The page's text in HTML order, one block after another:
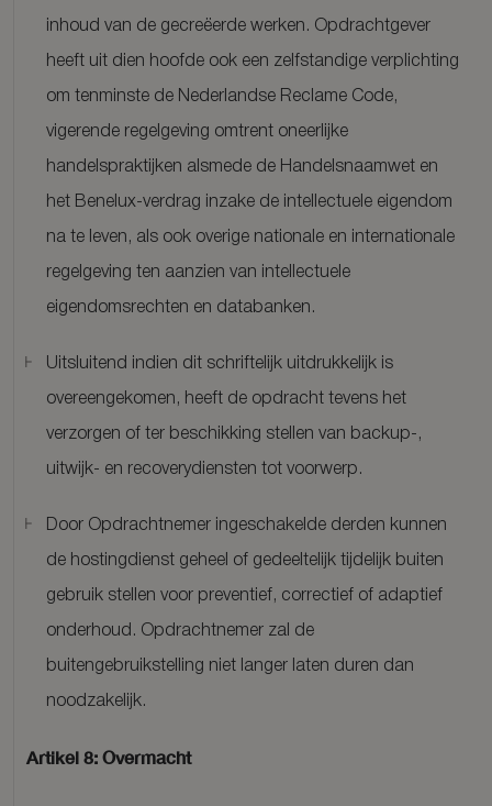
inhoud van de gecreëerde werken. Opdrachtgever
heeft uit dien hoofde ook een zelfstandige verplichting
om tenminste de Nederlandse Reclame Code,
vigerende regelgeving omtrent oneerlijke
handelspraktijken alsmede de Handelsnaamwet en
het Benelux-verdrag inzake de intellectuele eigendom
na te leven, als ook overige nationale en internationale
regelgeving ten aanzien van intellectuele
eigendomsrechten en databanken.
Uitsluitend indien dit schriftelijk uitdrukkelijk is
overeengekomen, heeft de opdracht tevens het
verzorgen of ter beschikking stellen van backup-,
uitwijk- en recoverydiensten tot voorwerp.
Door Opdrachtnemer ingeschakelde derden kunnen
de hostingdienst geheel of gedeeltelijk tijdelijk buiten
gebruik stellen voor preventief, correctief of adaptief
onderhoud. Opdrachtnemer zal de
buitengebruikstelling niet langer laten duren dan
noodzakelijk.
Artikel 8: Overmacht